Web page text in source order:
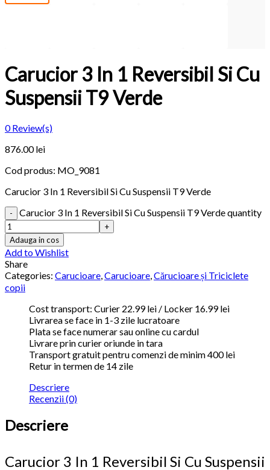
Carucior 3 In 1 Reversibil Si Cu
Suspensii T9 Verde
0Review(s)
876.00 lei
Cod produs: MO_9081
Carucior 3 In 1 Reversibil Si Cu Suspensii T9 Verde
Carucior 3 In 1 Reversibil Si Cu Suspensii T9 Verde quantity
Adauga in cos
Add to Wishlist
Share
Categories: Carucioare,Carucioare,Cărucioare și Triciclete
copii
Cost transport: Curier 22.99 lei / Locker 16.99 lei
Livrarea se face in 1-3 zile lucratoare
Plata se face numerar sau online cu cardul
Livrare prin curier oriunde in tara
Transport gratuit pentru comenzi de minim 400 lei
Retur in termen de 14 zile
Descriere
Recenzii (0)
Descriere
Carucior 3 In 1 Reversibil Si Cu Suspensii